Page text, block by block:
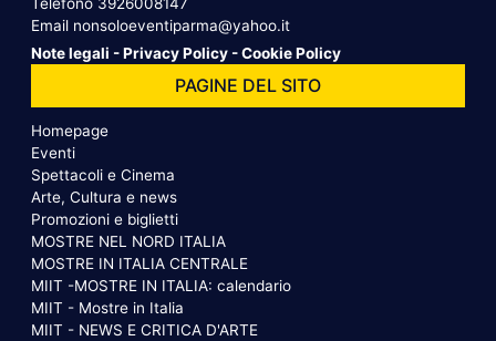
Email nonsoloeventiparma@yahoo.it
Note legali -Privacy Policy -Cookie Policy
PAGINE DEL SITO
Homepage
Eventi
Spettacoli e Cinema
Arte, Cultura e news
Promozioni e biglietti
MOSTRE NEL NORD ITALIA
MOSTRE IN ITALIA CENTRALE
MIIT -MOSTRE IN ITALIA: calendario
MIIT - Mostre in Italia
MIIT - NEWS E CRITICA D'ARTE